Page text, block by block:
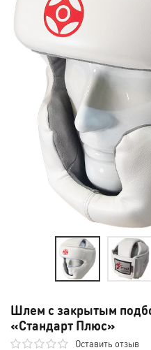
Шлем с закрытым
«Стандарт Плюс»
Оставить отзыв